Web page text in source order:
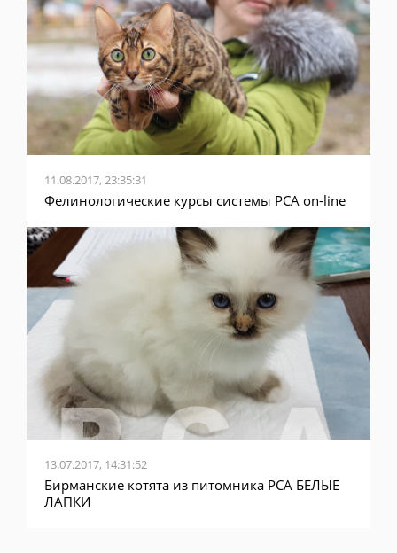
11.08.2017, 23:35:31
Фелинологические курсы системы PCA on-line
13.07.2017, 14:31:52
Бирманские котята из питомника PCA БЕЛЫЕ
ЛАПКИ